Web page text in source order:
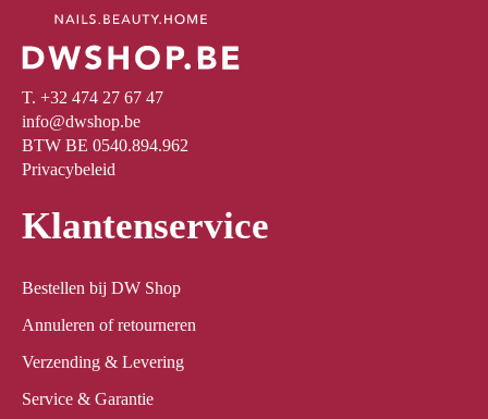
T. +32 474 27 67 47
info@dwshop.be
BTW BE 0540.894.962
Privacybeleid
Klantenservice
Bestellen bij DW Shop
Annuleren of retourneren
Verzending & Levering
Service & Garantie